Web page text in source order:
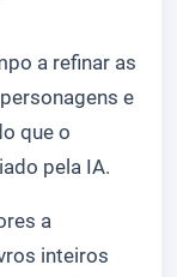
a refinar as
e
que o
pela IA.
a
inteiros